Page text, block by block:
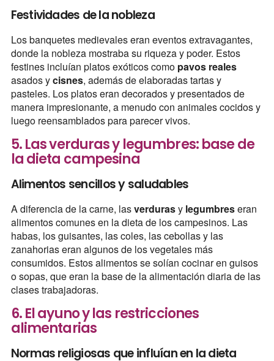
Festividades de la nobleza
Los banquetes medievales eran eventos extravagantes,
donde la nobleza mostraba su riqueza y poder. Estos
festines incluían platos exóticos como pavos reales
asados ycisnes, además de elaboradas tartas y
pasteles. Los platos eran decorados y presentados de
manera impresionante, a menudo con animales cocidos y
luego reensamblados para parecer vivos.
5. Las verduras y legumbres: base de
la dieta campesina
Alimentos sencillos y saludables
A diferencia de la carne, lasverdurasy legumbreseran
alimentos comunes en la dieta de los campesinos. Las
habas, los guisantes, las coles, las cebollas y las
zanahorias eran algunos de los vegetales más
consumidos. Estos alimentos se solían cocinar en guisos
o sopas, que eran la base de la alimentación diaria de las
clases trabajadoras.
6. El ayuno y las restricciones
alimentarias
Normas religiosas que influían en la dieta